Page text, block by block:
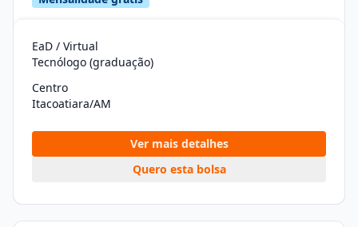
EaD / Virtual
Tecnólogo (graduação)
Centro
Itacoatiara/AM
Ver mais detalhes
Quero esta bolsa